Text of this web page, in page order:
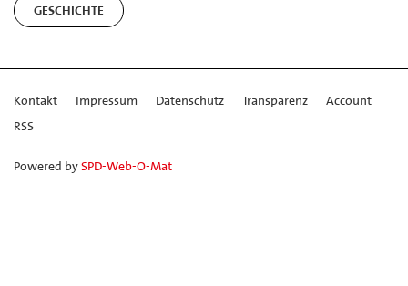
GESCHICHTE
Kontakt Impressum Datenschutz Transparenz
Account
RSS
Powered bySPD-Web-O-Mat